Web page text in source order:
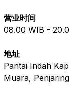
营业时间
08.00 WIB -
地址
Pantai Indah
Muara,